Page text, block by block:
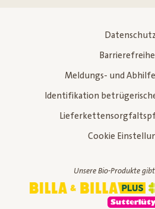
Datenschutz
Meldungs- und
Identifikation
Cookie
Unsere Bio-Produkte